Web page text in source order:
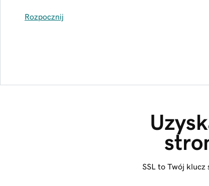
Rozpocznij
SSL to Twój klucz